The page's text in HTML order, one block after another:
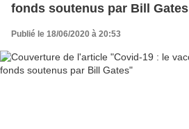
fonds soutenus par Bill Gates
Publié le 18/06/2020 à 20:53